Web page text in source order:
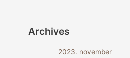
Archives
2023. november